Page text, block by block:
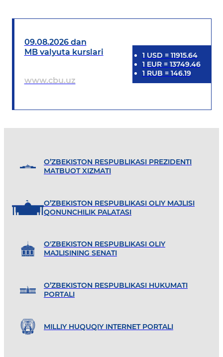
09.08.2026 dan
MB valyuta kurslari
www.cbu.uz
1 USD = 11915.64
1 EUR= 13749.46
1 RUB = 146.19
O’ZBEKISTON RESPUBLIKASI PREZIDENTI
MATBUOT XIZMATI
O’ZBEKISTON RESPUBLIKASI OLIY MAJLISI
QONUNCHILIK PALATASI
O'ZBEKISTON RESPUBLIKASI OLIY
MAJLISINING SENATI
O’ZBEKISTON RESPUBLIKASI HUKUMATI
PORTALI
MILLIY HUQUQIY INTERNET PORTALI